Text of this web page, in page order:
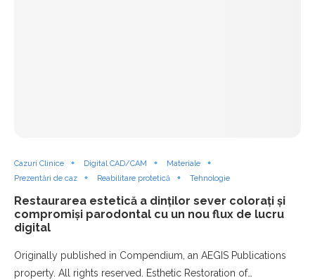
Cazuri Clinice Digital CAD/CAM
Materiale
Prezentări de caz
Reabilitare protetică Tehnologie
Restaurarea estetică a dinților sever colorați și
compromiși parodontal cu un nou flux de lucru
digital
Originally published in Compendium, an AEGIS Publications
property. All rights reserved. Esthetic Restoration of…